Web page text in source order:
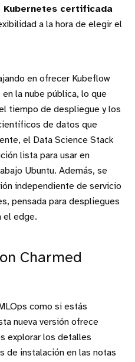
certificada
a la hora de elegir el
en ofrecer Kubeflow
la nube pública, lo que
tiempo de despliegue y los
de datos que
el Data Science Stack
lista para usar en
Ubuntu. Además, se
independiente de servicio
pensada para despliegues
el edge.
Charmed
como si estás
nueva versión ofrece
explorar los detalles
de instalación en las notas